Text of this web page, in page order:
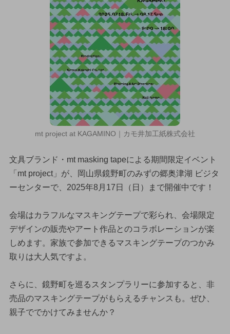
mt project at KAGAMINO｜カモ井加工紙株式会社
文具ブランド・mt masking tapeによる期間限定イベント
「mt project」が、岡山県鏡野町のみずの郷奥津湖 ビジタ
ーセンターで、2025年8月17日（日）まで開催中です！
会場はカラフルなマスキングテープで彩られ、会場限定
デザインの販売やアート作品とのコラボレーションが楽
しめます。家族で参加できるマスキングテープのつかみ
取りは大人気ですよ。
さらに、鏡野町を巡るスタンプラリーに参加すると、非
売品のマスキングテープがもらえるチャンスも。ぜひ、
親子ででかけてみませんか？